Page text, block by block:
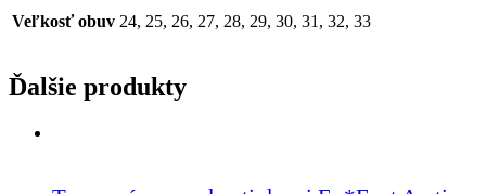
Veľkosť obuv 24, 25, 26, 27, 28, 29, 30, 31, 32, 33
Ďalšie produkty